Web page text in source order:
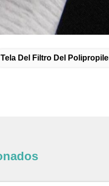
Tela Del Filtro Del